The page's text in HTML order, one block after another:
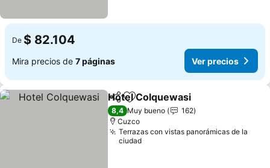
De $ 82.104
Mira precios de 7 páginas Ver precios
CompartirAgregar a favoritos
Hotel Colquewasi
8,4 Muy bueno
162
Cuzco
Terrazas con vistas panorámicas de la
ciudad